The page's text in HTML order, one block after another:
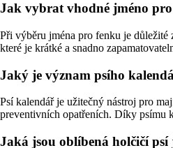
Jak vybrat vhodné jméno
Při výběru jména pro fenku je důležité
které je krátké a snadno
Jaký je význam psího
Psí kalendář je užitečný nástroj pro
preventivních opatřeních. Díky psímu
Jaká jsou oblíbená holčičí psí